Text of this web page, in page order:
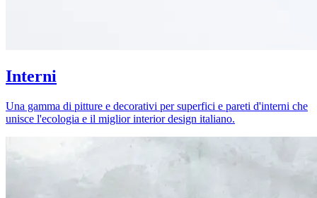
Interni
Una gamma di pitture e decorativi per superfici e pareti d'interni che
unisce l'ecologia e il miglior interior design italiano.